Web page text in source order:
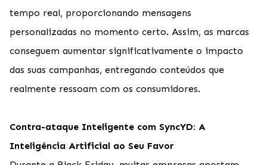
tempo real, proporcionando mensagens
personalizadas no momento certo. Assim, as marcas
conseguem aumentar significativamente o impacto
das suas campanhas, entregando conteúdos que
realmente ressoam com os consumidores.
Contra-ataque Inteligente com SyncYD: A
Inteligência Artificial ao Seu Favor